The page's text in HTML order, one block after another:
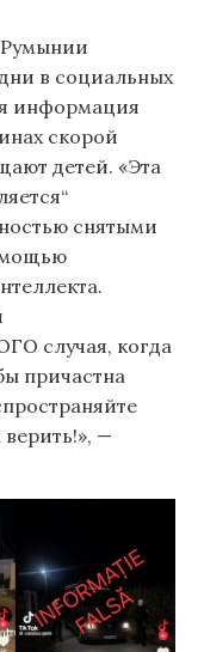
Румынии
в социальных
информация
скорой
детей. «Эта
снятыми
случая, когда
причастна
—